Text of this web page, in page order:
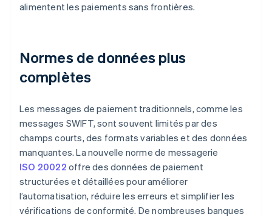
alimentent les paiements sans frontières.
Normes de données plus
complètes
Les messages de paiement traditionnels, comme les
messages SWIFT, sont souvent limités par des
champs courts, des formats variables et des données
manquantes. La nouvelle norme de messagerie
ISO 20022 offre des données de paiement
structurées et détaillées pour améliorer
l’automatisation, réduire les erreurs et simplifier les
vérifications de conformité. De nombreuses banques